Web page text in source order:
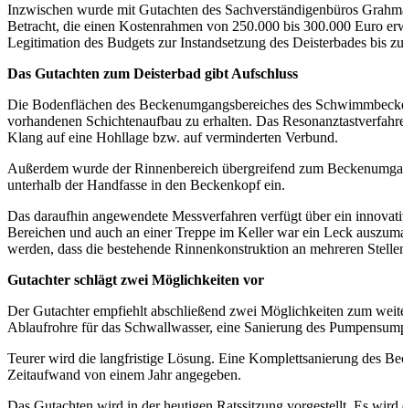
Inzwischen wurde mit Gutachten des Sachverständigenbüros
Betracht, die einen Kostenrahmen von 250.000 bis 300.000 Euro
Legitimation des Budgets zur Instandsetzung des Deisterbades
Das Gutachten zum Deisterbad gibt Aufschluss
Die Bodenflächen des Beckenumgangsbereiches des
vorhandenen Schichtenaufbau zu erhalten. Das
Klang auf eine Hohllage bzw. auf verminderten Verbund.
Außerdem wurde der Rinnenbereich übergreifend zum
unterhalb der Handfasse in den Beckenkopf ein.
Das daraufhin angewendete Messverfahren verfügt über ein
Bereichen und auch an einer Treppe im Keller war ein Leck
werden, dass die bestehende Rinnenkonstruktion an mehreren
Gutachter schlägt zwei Möglichkeiten vor
Der Gutachter empfiehlt abschließend zwei Möglichkeiten zum
Ablaufrohre für das Schwallwasser, eine Sanierung des
Teurer wird die langfristige Lösung. Eine Komplettsanierung des
Zeitaufwand von einem Jahr angegeben.